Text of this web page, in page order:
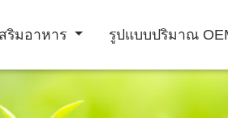
ริมอาหาร รูปแบบปริมาณ